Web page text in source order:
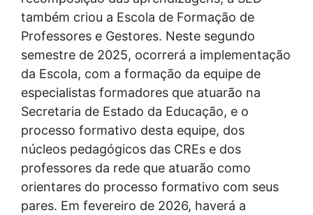
também criou a Escola de Formação de
Professores e Gestores. Neste segundo
semestre de 2025, ocorrerá a implementação
da Escola, com a formação da equipe de
especialistas formadores que atuarão na
Secretaria de Estado da Educação, e o
processo formativo desta equipe, dos
núcleos pedagógicos das CREs e dos
professores da rede que atuarão como
orientares do processo formativo com seus
pares. Em fevereiro de 2026, haverá a